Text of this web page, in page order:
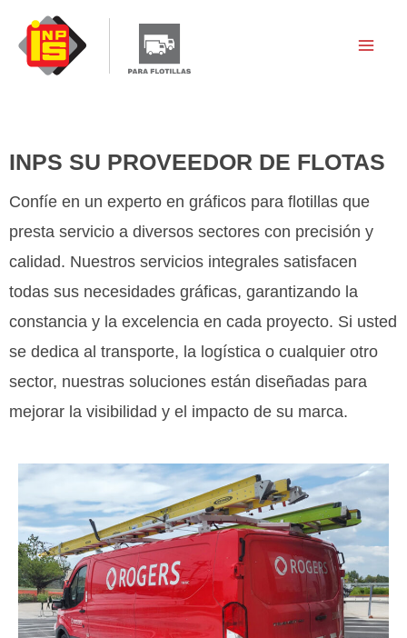
content
INPS SU PROVEEDOR DE FLOTAS
Confíe en un experto en gráficos para flotillas que
presta servicio a diversos sectores con precisión y
calidad. Nuestros servicios integrales satisfacen
todas sus necesidades gráficas, garantizando la
constancia y la excelencia en cada proyecto. Si usted
se dedica al transporte, la logística o cualquier otro
sector, nuestras soluciones están diseñadas para
mejorar la visibilidad y el impacto de su marca.